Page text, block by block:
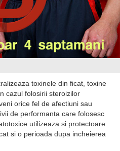
cazul folosirii steroizilor
orice fel de afectiuni sau
de performanta care folosesc
utilizeaza si protectoare
si o perioada dupa incheierea